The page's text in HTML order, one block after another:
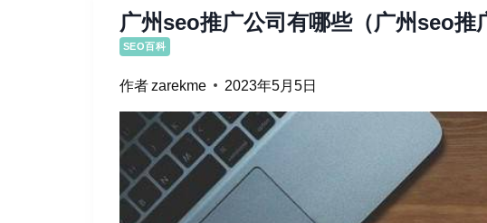
广州seo推广公司有哪些（广州seo推
SEO百科
作者zarekme 2023年5月5日